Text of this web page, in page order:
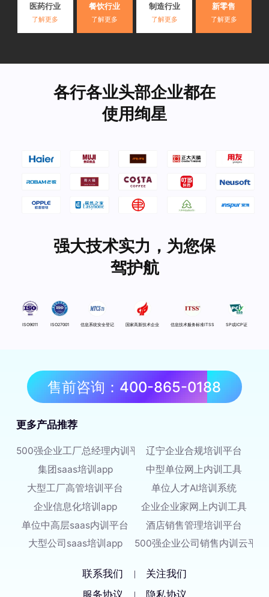
医药行业
了解更多
餐饮行业
了解更多
制造行业
了解更多
新零售
了解更多
各行各业头部企业都在
使用绚星
强大技术实力，为您保
驾护航
ISO9011 ISO27001 信息系统安全登记 国家高新技术企业 信息技术服务标准ITSS SP或ICP证
售前咨询：400-865-0188
更多产品推荐
500强企业工厂总经理内训平台辽宁企业合规培训平台
集团saas培训app
中型单位网上内训工具
大型工厂高管培训平台
单位人才AI培训系统
企业信息化培训app
企业企业家网上内训工具
单位中高层saas内训平台
酒店销售管理培训平台
大型公司saas培训app
500强企业公司销售内训云平台
联系我们 |
关注我们
|